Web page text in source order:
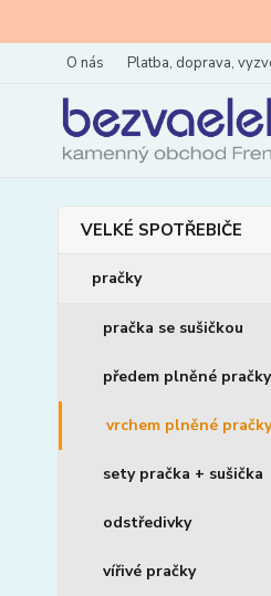
O nás Platba, doprava,
VELKÉ SPOTŘEBIČE
pračky
pračka se sušičkou
předem plněné pračky
vrchem plněné pračky
sety pračka + sušička
odstředivky
vířivé pračky